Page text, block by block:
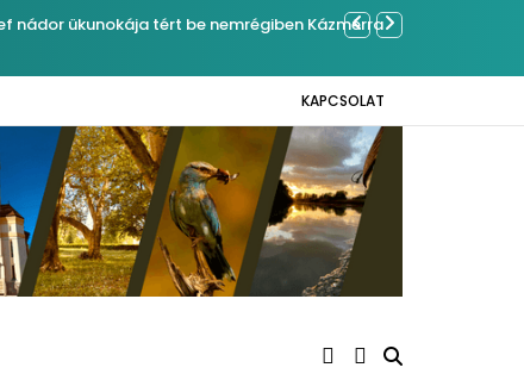
Kázmérra Év végétől e-
KAPCSOLAT